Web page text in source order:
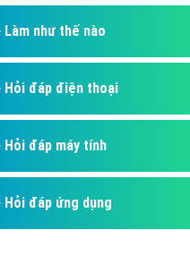
Làm như thế nào
Hỏi đáp điện thoại
Hỏi đáp máy tính
Hỏi đáp ứng dụng